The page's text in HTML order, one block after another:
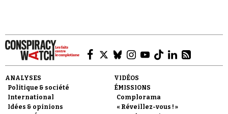
ANALYSES
Politique & société
International
Idées & opinions
VIDÉOS
ÉMISSIONS
Complorama
« Réveillez-vous ! »